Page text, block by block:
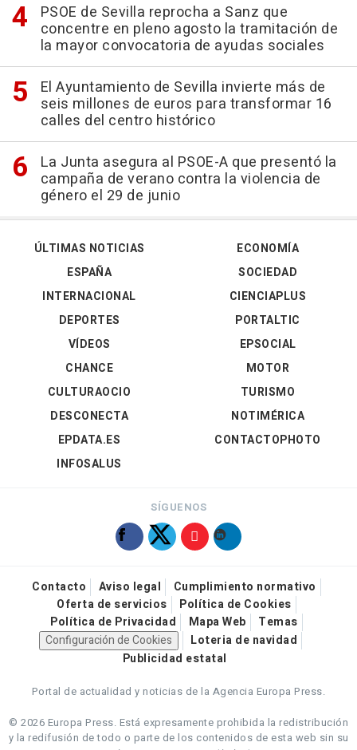
PSOE de Sevilla reprocha a Sanz que
concentre en pleno agosto la tramitación de
la mayor convocatoria de ayudas sociales
El Ayuntamiento de Sevilla invierte más de
seis millones de euros para transformar 16
calles del centro histórico
La Junta asegura al PSOE-A que presentó la
campaña de verano contra la violencia de
género el 29 de junio
ÚLTIMAS NOTICIAS
ESPAÑA
INTERNACIONAL
DEPORTES
VÍDEOS
ECONOMÍA
SOCIEDAD
CIENCIAPLUS
PORTALTIC
EPSOCIAL
CHANCE
CULTURAOCIO
DESCONECTA
EPDATA.ES
INFOSALUS
MOTOR
TURISMO
NOTIMÉRICA
CONTACTOPHOTO
SÍGUENOS
Contacto Aviso legal
Cumplimiento normativo
Oferta de servicios
Política de Cookies
Política de Privacidad
Mapa Web
Temas
Configuración de Cookies
Loteria de navidad
Publicidad estatal
Portal de actualidad y noticias de la Agencia Europa Press.
© 2026 Europa Press. Está expresamente prohibida la redistribución
y la redifusión de todo o parte de los contenidos de esta web sin su